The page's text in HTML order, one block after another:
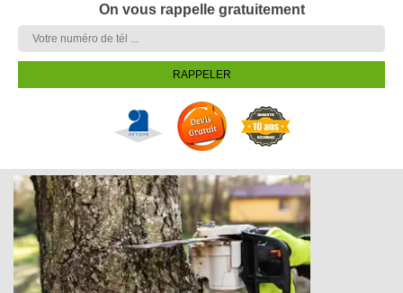
On vous rappelle gratuitement